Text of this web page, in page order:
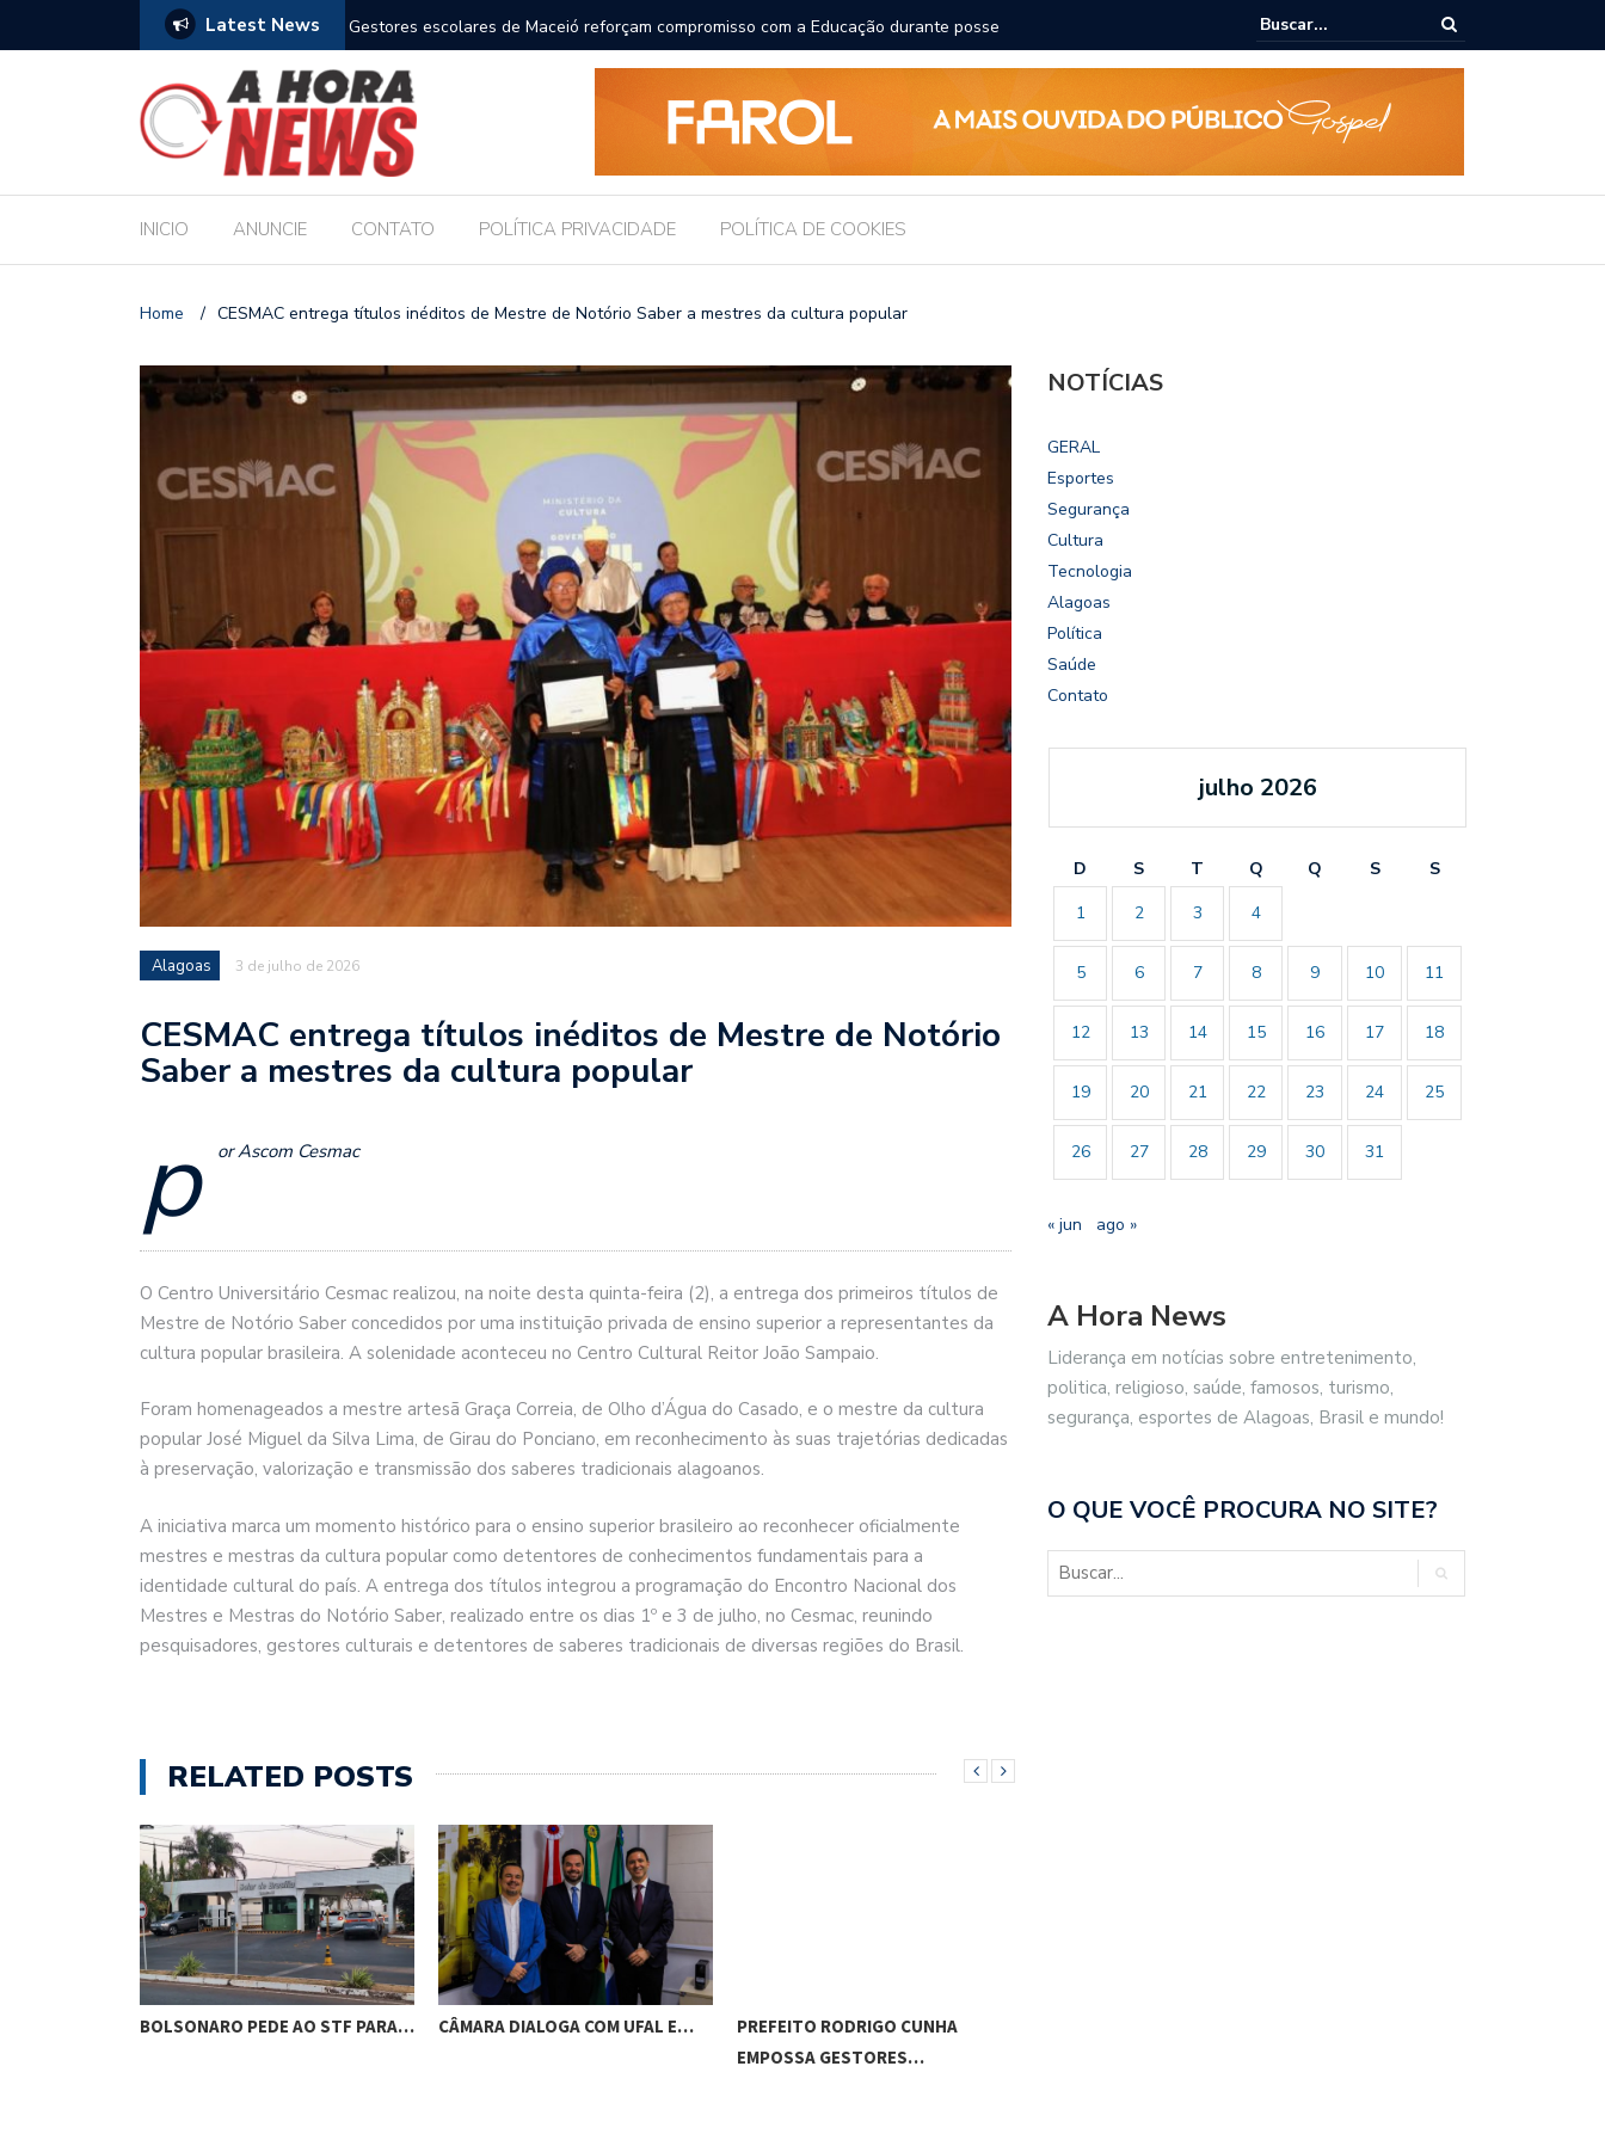
Latest News
com a Educação durante posseBolsonaro pede ao STF para receber os filhos no Dia dos Pais
Câmara dialoga com UFAL e Faculdade de Coimbra sobre parcerias para
Legislativo
INICIO ANUNCIE CONTATO POLÍTICA PRIVACIDADE POLÍTICA DE COOKIES
Home / CESMAC entrega títulos inéditos de Mestre de Notório Saber a mestres da cultura popular
Alagoas 3 de julho de 2026
CESMAC entrega títulos inéditos de Mestre de Notório
Saber a mestres da cultura popular
p or Ascom Cesmac
O Centro Universitário Cesmac realizou, na noite desta quinta-feira (2), a entrega dos primeiros títulos de
Mestre de Notório Saber concedidos por uma instituição privada de ensino superior a representantes da
cultura popular brasileira. A solenidade aconteceu no Centro Cultural Reitor João Sampaio.
Foram homenageados a mestre artesã Graça Correia, de Olho d’Água do Casado, e o mestre da cultura
popular José Miguel da Silva Lima, de Girau do Ponciano, em reconhecimento às suas trajetórias dedicadas
à preservação, valorização e transmissão dos saberes tradicionais alagoanos.
A iniciativa marca um momento histórico para o ensino superior brasileiro ao reconhecer oficialmente
mestres e mestras da cultura popular como detentores de conhecimentos fundamentais para a
identidade cultural do país. A entrega dos títulos integrou a programação do Encontro Nacional dos
Mestres e Mestras do Notório Saber, realizado entre os dias 1º e 3 de julho, no Cesmac, reunindo
pesquisadores, gestores culturais e detentores de saberes tradicionais de diversas regiões do Brasil.
RELATED POSTS
BOLSONARO PEDE AO STF PARA… CÂMARA DIALOGA COM UFAL E…
PREFEITO RODRIGO CUNHA
EMPOSSA GESTORES…
NOTÍCIAS
GERAL
Esportes
Segurança
Cultura
Tecnologia
Alagoas
Política
Saúde
Contato
julho 2026
D S T Q Q S
S
1
2 3 4
5 6 7 8 9 10 11
12 13 14 15 16 17 18
19 20 21 22 23 24 25
26 27 28 29 30 31
« jun ago »
A Hora News
Liderança em notícias sobre entretenimento,
politica, religioso, saúde, famosos, turismo,
segurança, esportes de Alagoas, Brasil e mundo!
O QUE VOCÊ PROCURA NO SITE?